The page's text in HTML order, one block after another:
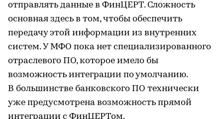
отправлять данные в ФинЦЕРТ. Сложность
основная здесь в том, чтобы обеспечить
передачу этой информации из внутренних
систем. У МФО пока нет специализированного
отраслевого ПО, которое имело бы
возможность интеграции по умолчанию.
В большинстве банковского ПО технически
уже предусмотрена возможность прямой
интеграции с ФинЦЕРТом.